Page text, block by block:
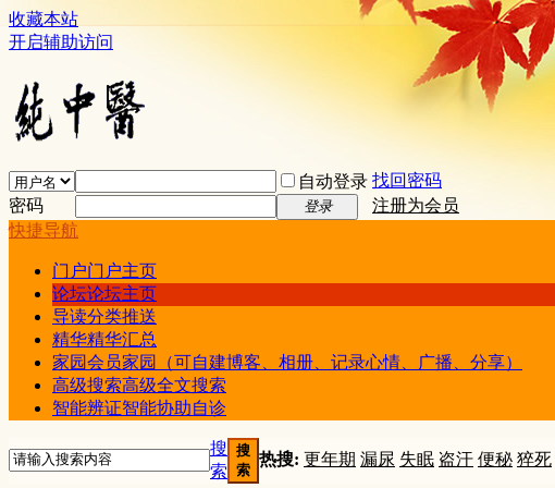
收藏本站
开启辅助访问
自动登录 找回密码
密码
登录
注册为会员
快捷导航
门户门户主页
论坛论坛主页
导读分类推送
精华精华汇总
家园会员家园（可自建博客、相册、记录心情、广播、分享）
高级搜索高级全文搜索
智能辨证智能协助自诊
搜
索
搜
索
热搜: 更年期 漏尿 失眠 盗汗 便秘 猝死